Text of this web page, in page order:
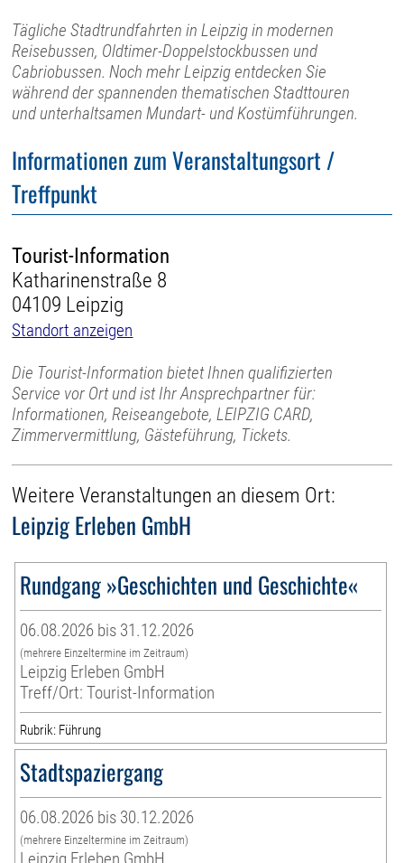
Tägliche Stadtrundfahrten in Leipzig in modernen
Reisebussen, Oldtimer-Doppelstockbussen und
Cabriobussen. Noch mehr Leipzig entdecken Sie
während der spannenden thematischen Stadttouren
und unterhaltsamen Mundart- und Kostümführungen.
Informationen zum Veranstaltungsort /
Treffpunkt
Tourist-Information
Katharinenstraße 8
04109 Leipzig
Standort anzeigen
Die Tourist-Information bietet Ihnen qualifizierten
Service vor Ort und ist Ihr Ansprechpartner für:
Informationen, Reiseangebote, LEIPZIG CARD,
Zimmervermittlung, Gästeführung, Tickets.
Weitere Veranstaltungen an diesem Ort:
Leipzig Erleben GmbH
Rundgang »Geschichten und Geschichte«
06.08.2026 bis 31.12.2026
(mehrere Einzeltermine im Zeitraum)
Leipzig Erleben GmbH
Treff/Ort: Tourist-Information
Rubrik: Führung
Stadtspaziergang
06.08.2026 bis 30.12.2026
(mehrere Einzeltermine im Zeitraum)